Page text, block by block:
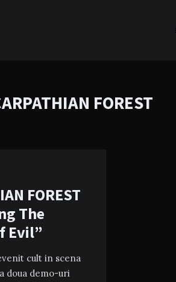
FOREST
FOREST
The
Evil”
cult in scena
doua demo-uri